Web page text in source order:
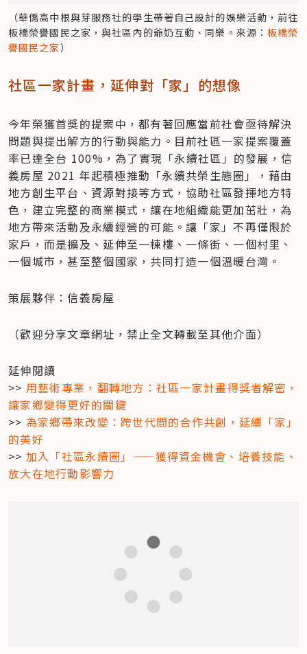
（華僑高中根與芽服務社的學生帶著自己設計的娛樂活動，前往
板橋榮譽國民之家，與社區內的爺奶互動、同樂。來源： 板橋榮
譽國民之家）
社區一家計畫，延伸對「家」的想像
今年榮獲首獎的提案中，都有著回應當前社會亟待解決
問題與提出解方的行動與能力。目前社區一家提案覆蓋
率已達全台 100%，為了實現「永續社區」的發展，信
義房屋 2021 年起積極推動「永續共榮生態圈」，藉由
地方創生平台、資源對接等方式，協助社區發揮地方特
色，建立完整的商業模式，讓在地組織能更加茁壯，為
地方帶來活動及永續經營的可能。讓「家」不再僅限於
家戶，而是擴及、延伸至一棟樓、一條街、一個村里、
一個城市，甚至整個國家，共同打造一個溫暖台灣。
策展夥伴：信義房屋
（歡迎分享文章網址，禁止全文轉載至其他介面）
延伸閱讀
>> 用藝術專業，翻轉地方：社區一家計畫得獎者解密，
讓家鄉變得更好的關鍵
>> 為家鄉帶來改變：跨世代間的合作共創，延續「家」
的美好
>> 加入「社區永續圈」——獲得資金機會、培養技能、
放大在地行動影響力